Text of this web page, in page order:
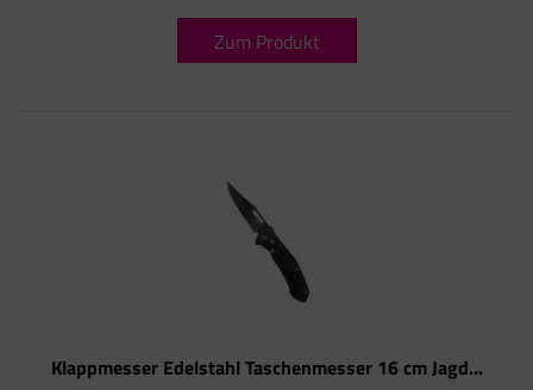
Zum Produkt
Klappmesser Edelstahl Taschenmesser 16 cm Jagd...